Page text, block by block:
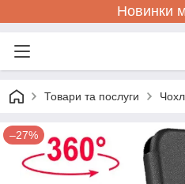
Новинки
Товари та послуги
–27%